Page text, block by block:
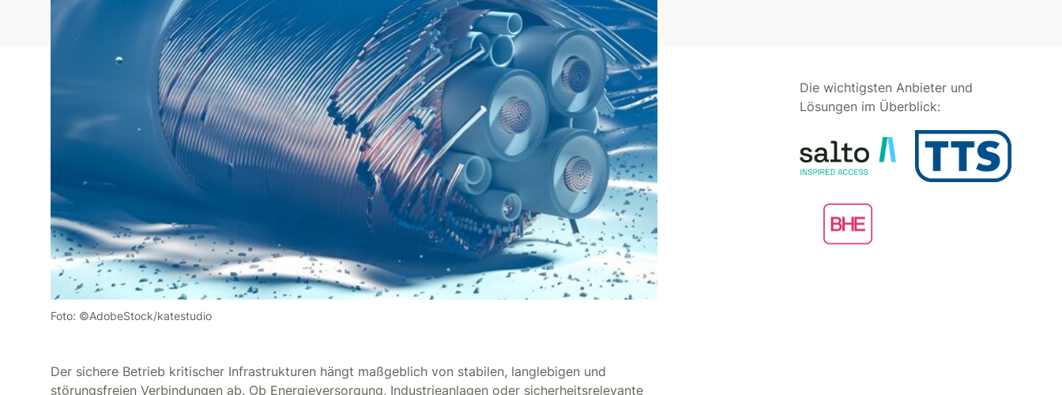
Foto: ©AdobeStock/katestudio
Der sichere Betrieb kritischer Infrastrukturen hängt maßgeblich von stabilen, langlebigen und
störungsfreien Verbindungen ab. Ob Energieversorgung, Industrieanlagen oder sicherheitsrelevante
Die wichtigsten Anbieter und
Lösungen im Überblick: